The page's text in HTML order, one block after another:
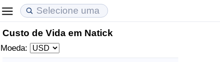
Custo de Vida em Natick
Moeda:
Custo de Vida
Preços de Imóveis
Qualidade de Vida